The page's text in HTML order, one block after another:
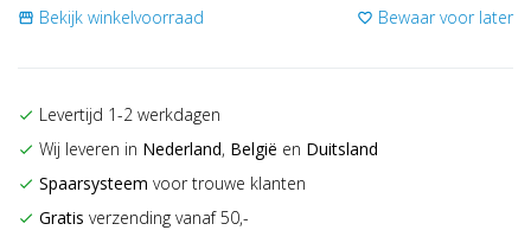
storefront Bekijk winkelvoorraad favorite_border Bewaar voor later
check Levertijd 1-2 werkdagen
check Wij leveren in Nederland, België en Duitsland
check Spaarsysteem voor trouwe klanten
check Gratis verzending vanaf 50,-